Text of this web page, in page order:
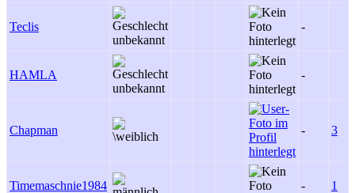
Teclis -
HAMLA -
Chapman - 3
Timemaschnie1984 - 1